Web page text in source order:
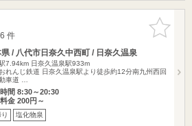
お気に入
りに追加
件
/ 八代市日奈久中西町 / 日奈久温泉
7.94km 日奈久温泉駅933m
れんじ鉄道 日奈久温泉駅より徒歩約12分南九州西回
車道 …
間 8:30～20:30
金 200円～
塩化物泉